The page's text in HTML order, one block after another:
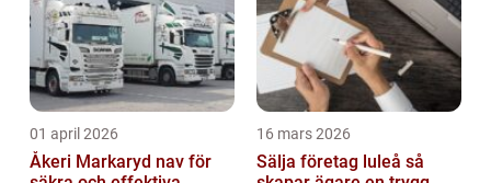
01 april 2026
Åkeri Markaryd nav för
16 mars 2026
Sälja företag luleå så